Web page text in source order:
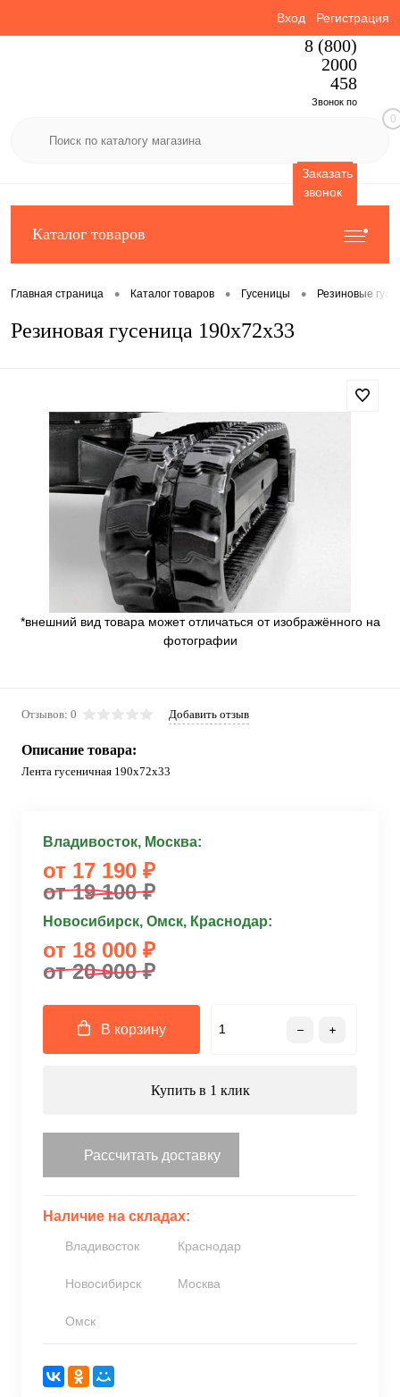
Вход Регистрация
8 (800)
2000
458
Звонок по
Заказать
звонок
0
Каталог товаров
Главная страница • Каталог товаров • Гусеницы • Резиновые
Резиновая гусеница 190x72x33
*внешний вид товара может отличаться от изображённого на
фотографии
Отзывов: 0 Добавить отзыв
Описание товара:
Лента гусеничная 190x72x33
Владивосток, Москва:
от 17 190 ₽
от 19 100 ₽
Новосибирск, Омск, Краснодар:
от 18 000 ₽
от 20 000 ₽
В корзину
Купить в 1 клик
Рассчитать доставку
Наличие на складах:
Владивосток Краснодар
Новосибирск Москва
Омск